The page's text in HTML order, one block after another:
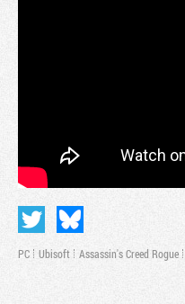
PC Ubisoft Assassin's Creed Rogue